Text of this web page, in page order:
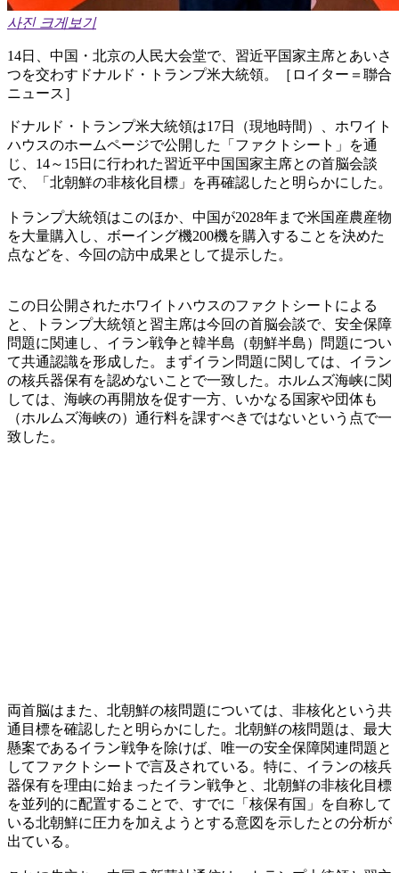
사진 크게보기
14日、中国・北京の人民大会堂で、習近平国家主席とあいさ
つを交わすドナルド・トランプ米大統領。［ロイター＝聯合
ニュース］
ドナルド・トランプ米大統領は17日（現地時間）、ホワイト
ハウスのホームページで公開した「ファクトシート」を通
じ、14～15日に行われた習近平中国国家主席との首脳会談
で、「北朝鮮の非核化目標」を再確認したと明らかにした。
トランプ大統領はこのほか、中国が2028年まで米国産農産物
を大量購入し、ボーイング機200機を購入することを決めた
点などを、今回の訪中成果として提示した。
この日公開されたホワイトハウスのファクトシートによる
と、トランプ大統領と習主席は今回の首脳会談で、安全保障
問題に関連し、イラン戦争と韓半島（朝鮮半島）問題につい
て共通認識を形成した。まずイラン問題に関しては、イラン
の核兵器保有を認めないことで一致した。ホルムズ海峡に関
しては、海峡の再開放を促す一方、いかなる国家や団体も
（ホルムズ海峡の）通行料を課すべきではないという点で一
致した。
両首脳はまた、北朝鮮の核問題については、非核化という共
通目標を確認したと明らかにした。北朝鮮の核問題は、最大
懸案であるイラン戦争を除けば、唯一の安全保障関連問題と
してファクトシートで言及されている。特に、イランの核兵
器保有を理由に始まったイラン戦争と、北朝鮮の非核化目標
を並列的に配置することで、すでに「核保有国」を自称して
いる北朝鮮に圧力を加えようとする意図を示したとの分析が
出ている。